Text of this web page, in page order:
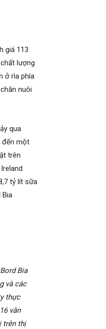
giá 113
lượng
ở rìa phía
nuôi
qua
đến một
trên
tỷ lít sữa
Bia
Bia
và các
thực
văn
trên thị